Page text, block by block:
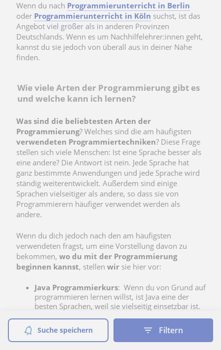
Suche speichern Filtern
Wenn du nach Programmierunterricht in Berlin
oder Programmierunterricht in Köln suchst, ist das
Angebot viel größer als in anderen Provinzen
Deutschlands. Wenn es um Nachhilfelehrer:innen geht,
kannst du sie jedoch von überall aus in deiner Nähe
finden.
Wie viele Arten der Programmierung gibt es
und welche kann ich lernen?
Was sind die beliebtesten Arten der
Programmierung? Welches sind die am häufigsten
verwendeten Programmiertechniken? Diese Frage
stellen sich viele Menschen: Ist eine Sprache besser als
eine andere? Die Antwort ist nein. Jede Sprache hat
ganz bestimmte Anwendungen und jede Sprache wird
ständig weiterentwickelt. Außerdem sind einige
Sprachen vielseitiger als andere, so dass sie von
Programmierern häufiger verwendet werden als
andere.
Wenn du dich jedoch nach den am häufigsten
verwendeten fragst, um eine Vorstellung davon zu
bekommen, wo du mit der Programmierung
beginnen kannst, stellen wir sie hier vor:
Java Programmierkurs: Wenn du von Grund auf
programmieren lernen willst, ist Java eine der
besten Sprachen, weil sie vielseitig einsetzbar ist.
häufigsten verwendeten Sprachen in der Web-
Entwicklungsumgebung, wird aber auch zur
Entwicklung von mobilen Anwendungen und